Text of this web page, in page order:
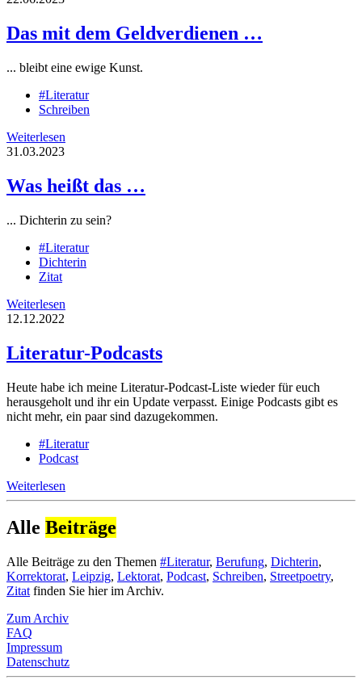
Das mit dem Geldverdienen …
... bleibt eine ewige Kunst.
#Literatur
Schreiben
Weiterlesen
31.03.2023
Was heißt das …
... Dichterin zu sein?
#Literatur
Dichterin
Zitat
Weiterlesen
12.12.2022
Literatur-Podcasts
Heute habe ich meine Literatur-Podcast-Liste wieder für euch
herausgeholt und ihr ein Update verpasst. Einige Podcasts gibt es
nicht mehr, ein paar sind dazugekommen.
#Literatur
Podcast
Weiterlesen
Alle Beiträge
Alle Beiträge zu den Themen #Literatur, Berufung, Dichterin,
Korrektorat, Leipzig, Lektorat, Podcast, Schreiben, Streetpoetry,
Zitat finden Sie hier im Archiv.
Zum Archiv
FAQ
Impressum
Datenschutz